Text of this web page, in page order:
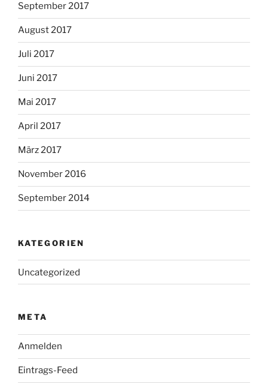
September 2017
August 2017
Juli 2017
Juni 2017
Mai 2017
April 2017
März 2017
November 2016
September 2014
KATEGORIEN
Uncategorized
META
Anmelden
Eintrags-Feed